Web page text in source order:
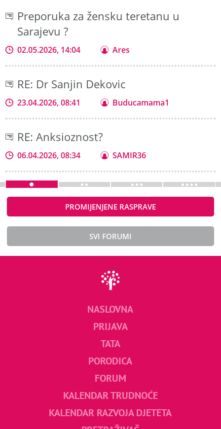
Preporuka za žensku teretanu u
Sarajevu ?
02.05.2026, 14:04 Ares
RE: Dr Sanjin Dekovic
23.04.2026, 08:41 Buducamama1
RE: Anksioznost?
06.04.2026, 08:34 SAMIR36
PROMIJENJENE RASPRAVE
SVI FORUMI
NASLOVNA
PRIJAVA
TATA
PORODICA
FORUM
KALENDAR TRUDNOĆE
KALENDAR RAZVOJA DJETETA